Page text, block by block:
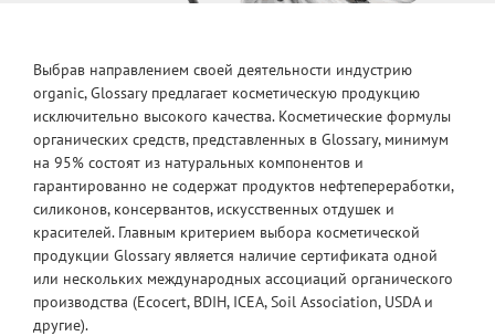
Выбрав направлением своей деятельности индустрию
organic, Glossary предлагает косметическую продукцию
исключительно высокого качества. Косметические формулы
органических средств, представленных в Glossary, минимум
на 95% состоят из натуральных компонентов и
гарантированно не содержат продуктов нефтепереработки,
силиконов, консервантов, искусственных отдушек и
красителей. Главным критерием выбора косметической
продукции Glossary является наличие сертификата одной
или нескольких международных ассоциаций органического
производства (Ecocert, BDIH, ICEA, Soil Association, USDA и
другие).